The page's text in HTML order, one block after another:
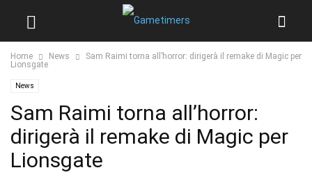
Home News
Sam Raimi torna all’horror: dirigerà il remake di Magic per
Lionsgate
News
Sam Raimi torna all’horror:
dirigerà il remake di Magic per
Lionsgate